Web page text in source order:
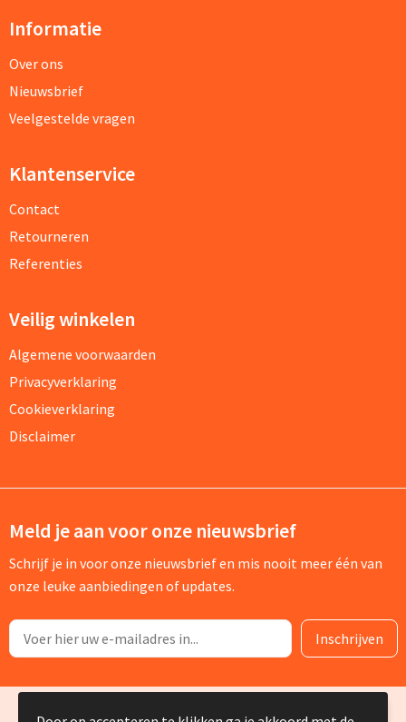
Informatie
Over ons
Nieuwsbrief
Veelgestelde vragen
Klantenservice
Contact
Retourneren
Referenties
Veilig winkelen
Algemene voorwaarden
Privacyverklaring
Cookieverklaring
Disclaimer
Meld je aan voor onze nieuwsbrief
Schrijf je in voor onze nieuwsbrief en mis nooit meer één van
onze leuke aanbiedingen of updates.